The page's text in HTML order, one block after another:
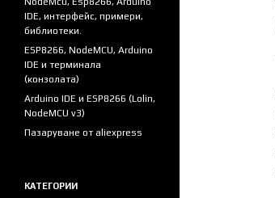
IDE, интерфейс, примери,
библиотеки.
ESP8266, NodeMCU, Arduino
IDE и терминала
(конзолата)
Arduino IDE и ESP8266 (Lolin,
NodeMCU v3)
Пазаруване от aliexpress
КАТЕГОРИИ